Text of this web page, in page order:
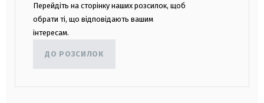
Перейдіть на сторінку наших розсилок, щоб
обрати ті, що відповідають вашим
інтересам.
ДО РОЗСИЛОК